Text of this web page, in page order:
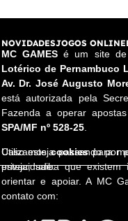
NOVIDADESJOGOS ONLINE
MC GAMESé um site de
Lotérico de Pernambuco
Av. Dr. José Augusto
está autorizada pela
Fazenda a operar
SPA/MF nº 528-25.
Utilizamoscookiespara
privacidade.
Caso esteja passando por
esteja, saiba que existem
orientar e apoiar. A MC
contato com: